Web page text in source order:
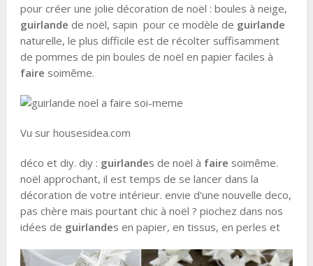
pour créer une jolie décoration de noël : boules à neige,
guirlande de noël, sapin pour ce modèle de guirlande
naturelle, le plus difficile est de récolter suffisamment
de pommes de pin boules de noël en papier faciles à
faire soimême.
Vu sur housesidea.com
déco et diy. diy : guirlandes de noël à faire soimême.
noël approchant, il est temps de se lancer dans la
décoration de votre intérieur. envie d'une nouvelle deco,
pas chère mais pourtant chic à noël ? piochez dans nos
idées de guirlandes en papier, en tissus, en perles et